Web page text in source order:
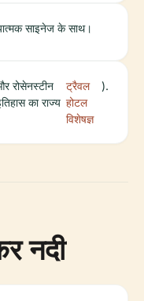
साइनेज के साथ।
रोसेनस्टीन
का राज्य
ट्रैवल
होटल
विशेषज्ञ
).
नदी